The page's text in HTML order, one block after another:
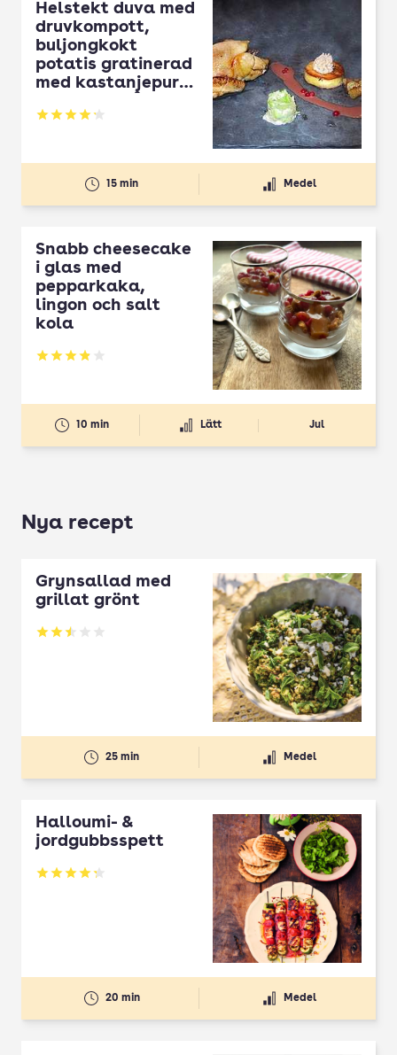
Helstekt duva med
druvkompott,
buljongkokt
potatis gratinerad
med kastanjepuré
Betyg: 4.2 av 5
15 min Medel
Snabb cheesecake
i glas med
pepparkaka,
lingon och salt
kola
Betyg: 3.84 av 5
10 min Lätt Jul
Nya recept
Grynsallad med
grillat grönt
Betyg: 2.5 av 5
25 min Medel
Halloumi- &
jordgubbsspett
Betyg: 4.3 av 5
20 min Medel